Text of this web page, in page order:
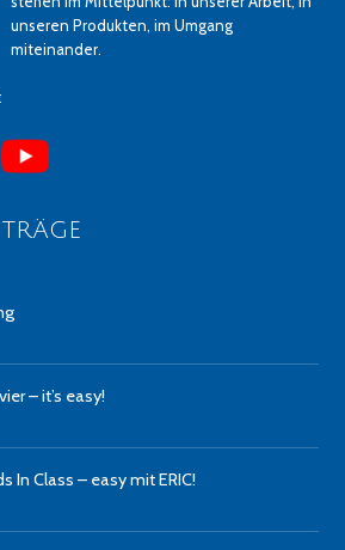
unseren Produkten, im Umgang
miteinander.
– it’s easy!
In Class – easy mit ERIC!